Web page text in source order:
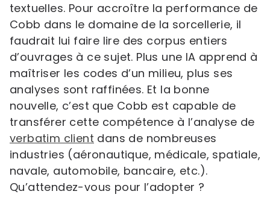
textuelles. Pour accroître la performance de
Cobb dans le domaine de la sorcellerie, il
faudrait lui faire lire des corpus entiers
d’ouvrages à ce sujet. Plus une IA apprend à
maîtriser les codes d’un milieu, plus ses
analyses sont raffinées. Et la bonne
nouvelle, c’est que Cobb est capable de
transférer cette compétence à l’analyse de
verbatim client dans de nombreuses
industries (aéronautique, médicale, spatiale,
navale, automobile, bancaire, etc.).
Qu’attendez-vous pour l’adopter ?